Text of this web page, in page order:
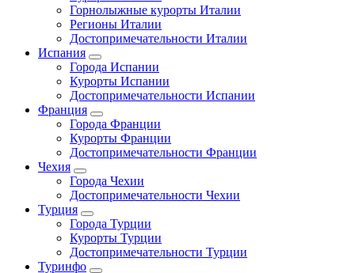
Горнолыжные курорты Италии
Регионы Италии
Достопримечательности Италии
Испания
Города Испании
Курорты Испании
Достопримечательности Испании
Франция
Города Франции
Курорты Франции
Достопримечательности Франции
Чехия
Города Чехии
Достопримечательности Чехии
Турция
Города Турции
Курорты Турции
Достопримечательности Турции
Туринфо